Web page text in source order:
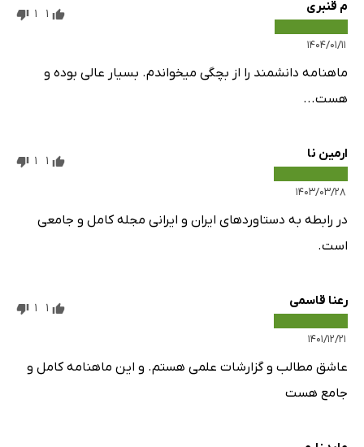
م قنبری
۱۴۰۴/۰۱/۱۱
1
1
ماهنامه دانشمند را از بچگی میخواندم. بسیار عالی بوده و
هست...
ارمین نا
۱۴۰۳/۰۳/۲۸
1
1
در رابطه به دستاوردهای ایران و ایرانی مجله کامل و جامعی
است.
رعنا قاسمی
۱۴۰۱/۱۲/۲۱
1
1
عاشق مطالب و گزارشات علمی هستم. و این ماهنامه کامل و
جامع هست